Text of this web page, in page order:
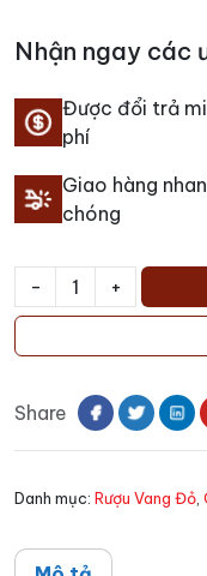
Nhận ngay các
Được đổi trả
phí
Giao hàng
chóng
-
Rượu
+
Share
Danh mục: Rượu Vang Đỏ,